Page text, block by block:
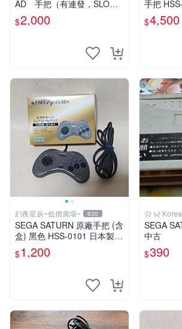
AD 手把（有連發，SLOW
）盒裝
$2,000
手把
本製 數
$4,500
幻夜星辰~低價廣場~ 630
SEGA SATURN 原廠手把 (含
盒) 黑色 HSS-0101 日本製 B
B0189
$1,200
강 남
SEGA
中古
$390